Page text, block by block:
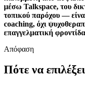
μέσω Talkspace, του
τοπικού παρόχου —
coaching, όχι
επαγγελματική
Απόφαση
Πότε να